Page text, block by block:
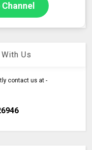
Us
contact us at -